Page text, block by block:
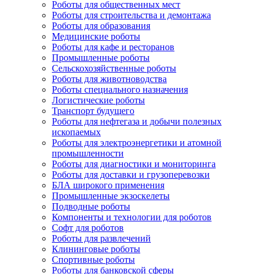
Роботы для общественных мест
Роботы для строительства и демонтажа
Роботы для образования
Медицинские роботы
Роботы для кафе и ресторанов
Промышленные роботы
Сельскохозяйственные роботы
Роботы для животноводства
Роботы специального назначения
Логистические роботы
Транспорт будущего
Роботы для нефтегаза и добычи полезных
ископаемых
Роботы для электроэнергетики и атомной
промышленности
Роботы для диагностики и мониторинга
Роботы для доставки и грузоперевозки
БЛА широкого применения
Промышленные экзоскелеты
Подводные роботы
Компоненты и технологии для роботов
Софт для роботов
Роботы для развлечений
Клининговые роботы
Спортивные роботы
Роботы для банковской сферы